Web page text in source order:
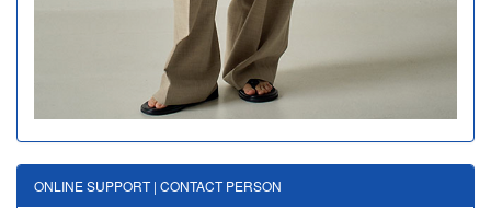
ONLINE SUPPORT | CONTACT PERSON